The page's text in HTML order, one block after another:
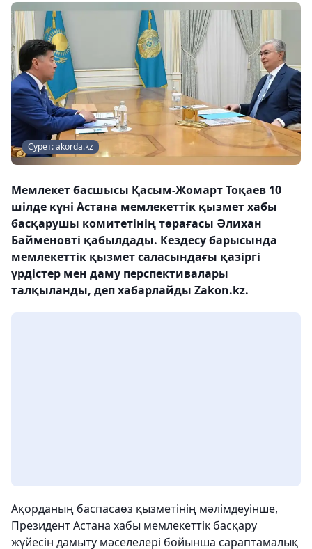
Сурет: akorda.kz
Мемлекет басшысы Қасым-Жомарт Тоқаев 10
шілде күні Астана мемлекеттік қызмет хабы
басқарушы комитетінің төрағасы Әлихан
Байменовті қабылдады. Кездесу барысында
мемлекеттік қызмет саласындағы қазіргі
үрдістер мен даму перспективалары
талқыланды, деп хабарлайды Zakon.kz.
Ақорданың баспасаөз қызметінің мәлімдеуінше,
Президент Астана хабы мемлекеттік басқару
жүйесін дамыту мәселелері бойынша сараптамалық